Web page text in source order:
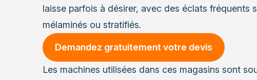
laisse parfois à désirer, avec des éclats fréquents
mélaminés ou stratifiés.
Demandez gratuitement votre devis
Les machines utilisées dans ces magasins sont